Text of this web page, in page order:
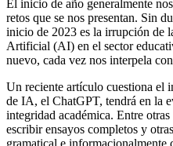
El inicio de año generalmente
retos que se nos presentan. Sin
inicio de 2023 es la irrupción de
Artificial (AI) en el sector
nuevo, cada vez nos interpela
Un reciente artículo cuestiona el
de IA, el ChatGPT, tendrá en la
integridad académica. Entre
escribir ensayos completos y
gramatical e informacionalmente